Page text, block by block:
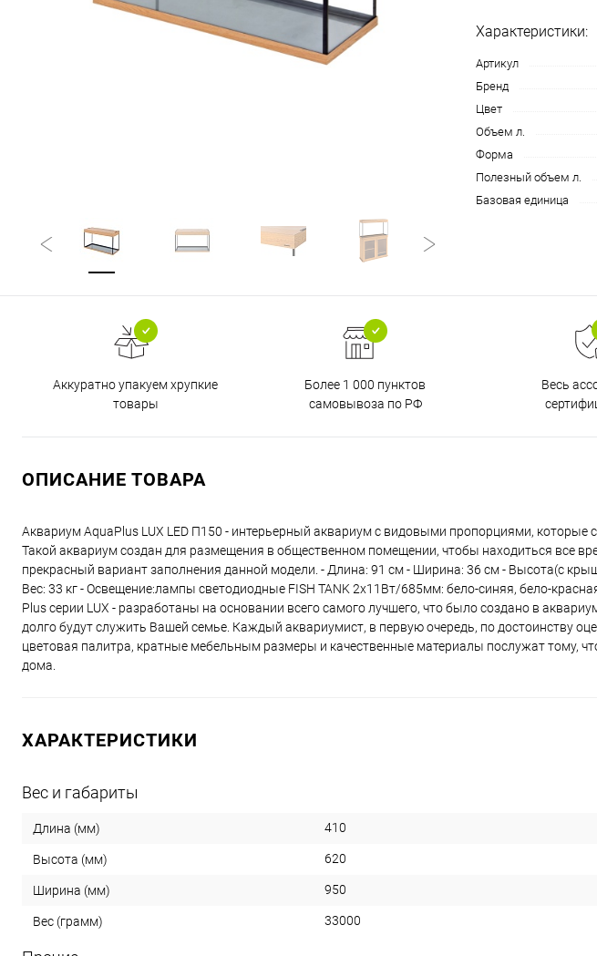
Характеристики:
Артикул
Бренд
Цвет
Объем л.
Форма
Полезный объем л.
Базовая единица
Аккуратно упакуем хрупкие
товары
Более 1 000 пунктов
самовывоза по РФ
Весь
ОПИСАНИЕ ТОВАРА
Аквариум AquaPlus LUX LED П150 - интерьерный аквариум с видовыми пропорциями, которые
Такой аквариум создан для размещения в общественном помещении, чтобы находиться все
прекрасный вариант заполнения данной модели. - Длина: 91 см - Ширина: 36 см - Высота(с
Вес: 33 кг - Освещение:лампы светодиодные FISH TANK 2х11Вт/685мм: бело-синяя, бело-
Plus серии LUX - разработаны на основании всего самого лучшего, что было создано в
долго будут служить Вашей семье. Каждый аквариумист, в первую очередь, по достоинству
цветовая палитра, кратные мебельным размеры и качественные материалы послужат тому,
дома.
ХАРАКТЕРИСТИКИ
Вес и габариты
Длина (мм) 410
Высота (мм) 620
Ширина (мм) 950
Вес (грамм) 33000